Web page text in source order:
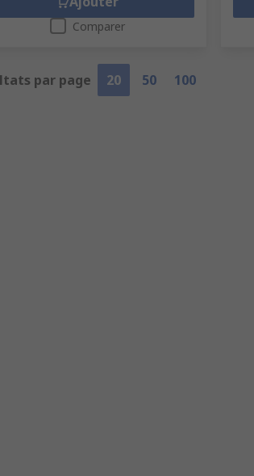
Comparer
par page 20 50 100